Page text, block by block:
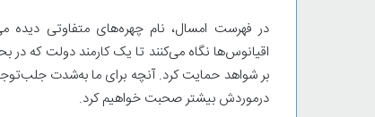
در فهرست امسال، نام چهره‌های متفاوتی دیده
اقیانوس‌ها نگاه می‌کنند تا یک کارمند دولت که
بر شواهد حمایت کرد. آنچه برای ما به‌شدت جلب‌توجه
درموردش بیشتر صحبت خواهیم کرد.